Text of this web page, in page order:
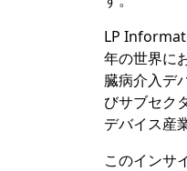
LP
年の世界に
臓病介入デ
びサブセク
デバイス産
このインサ